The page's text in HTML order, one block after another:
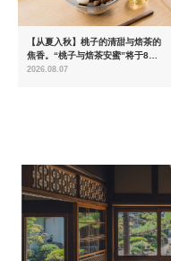
【从夏入秋】桃子的清甜与焙茶的
焦香。“桃子与焙茶安蜜”将于8月
中旬起限时发售
2026.08.07